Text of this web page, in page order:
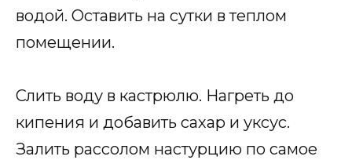
водой. Оставить на сутки в теплом
помещении.
Слить воду в кастрюлю. Нагреть до
кипения и добавить сахар и уксус.
Залить рассолом настурцию по самое